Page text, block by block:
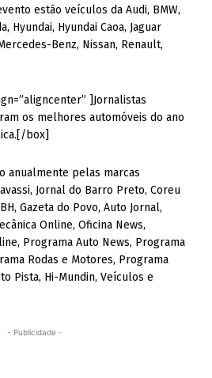
estão veículos da Audi, BMW,
Hyundai, Hyundai Caoa, Jaguar
Benz, Nissan, Renault,
]Jornalistas
os melhores automóveis do ano
box]
anualmente pelas marcas
Jornal do Barro Preto, Coreu
Gazeta do Povo, Auto Jornal,
Online, Oficina News,
Programa Auto News, Programa
Rodas e Motores, Programa
Pista, Hi-Mundin, Veículos e
- Publicidade -